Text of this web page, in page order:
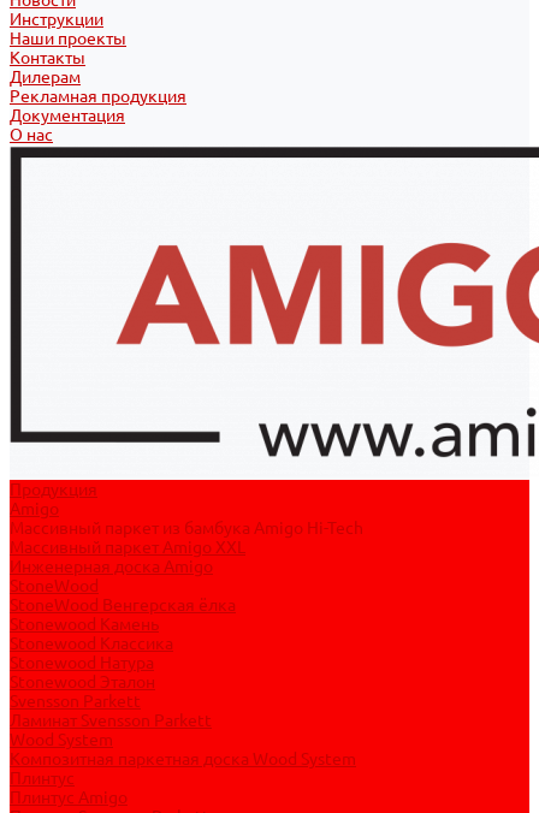
Инструкции
Наши проекты
Контакты
Дилерам
Рекламная продукция
Документация
О нас
Продукция
Amigo
Массивный паркет из бамбука Amigo Hi-Tech
Массивный паркет Amigo XXL
Инженерная доска Amigo
StoneWood
StoneWood Венгерская ёлка
Stonewood Камень
Stonewood Классика
Stonewood Натура
Stonewood Эталон
Svensson Parkett
Ламинат Svensson Parkett
Wood System
Композитная паркетная доска Wood System
Плинтус
Плинтус Amigo